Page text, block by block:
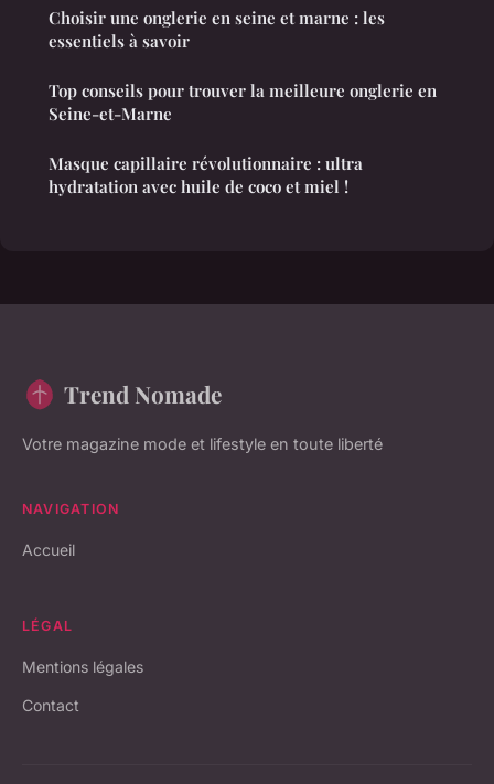
Choisir une onglerie en seine et marne : les
essentiels à savoir
Top conseils pour trouver la meilleure onglerie en
Seine-et-Marne
Masque capillaire révolutionnaire : ultra
hydratation avec huile de coco et miel !
Trend Nomade
Votre magazine mode et lifestyle en toute liberté
NAVIGATION
Accueil
LÉGAL
Mentions légales
Contact